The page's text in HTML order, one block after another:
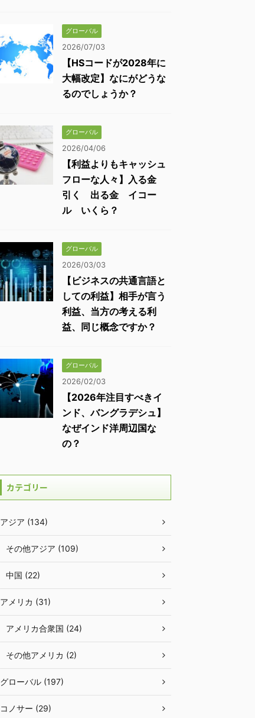
グローバル
2026/07/03
【HSコードが2028年に
大幅改定】なにがどうな
るのでしょうか？
グローバル
2026/04/06
【利益よりもキャッシュ
フローな人々】入る金
引く 出る金 イコー
ル いくら？
グローバル
2026/03/03
【ビジネスの共通言語と
しての利益】相手が言う
利益、当方の考える利
益、同じ概念ですか？
グローバル
2026/02/03
【2026年注目すべきイ
ンド、バングラデシュ】
なぜインド洋周辺国な
の？
カテゴリー
アジア (134)
その他アジア (109)
中国 (22)
アメリカ (31)
アメリカ合衆国 (24)
その他アメリカ (2)
グローバル (197)
コノサー (29)